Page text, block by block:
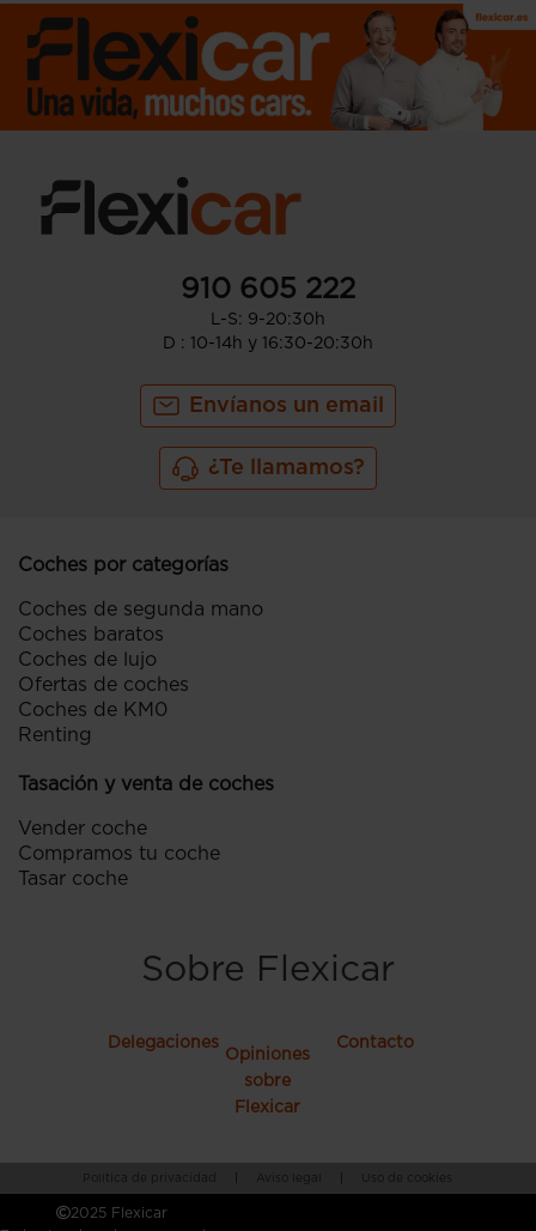
910 605 222
L-S: 9-20:30h
D : 10-14h y 16:30-20:30h
Envíanos un email
¿Te llamamos?
Coches por categorías
Coches de segunda mano
Coches baratos
Coches de lujo
Ofertas de coches
Coches de KM0
Renting
Tasación y venta de coches
Vender coche
Compramos tu coche
Tasar coche
Sobre Flexicar
Delegaciones
Opiniones
sobre
Flexicar
Contacto
Política de privacidad Aviso legal
2025 Flexicar